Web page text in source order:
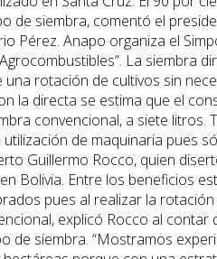
de siembra, comentó el
Pérez. Anapo organiza el
La siembra
rotación de cultivos sin
la directa se estima que el
convencional, a siete litros.
utilización de maquinaria pues
Guillermo Rocco, quien
Bolivia. Entre los beneficios
pues al realizar la
explicó Rocco al
de siembra. “Mostramos